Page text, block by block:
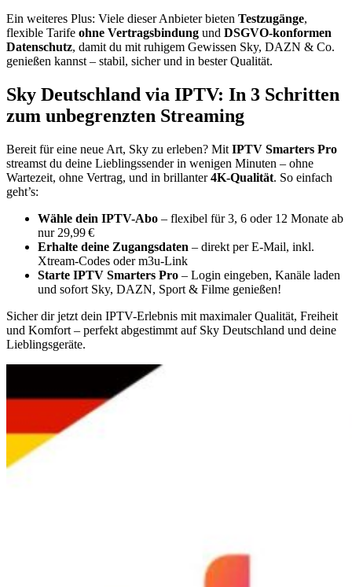
Ein weiteres Plus: Viele dieser Anbieter bieten Testzugänge,
flexible Tarife ohne Vertragsbindung und DSGVO-konformen
Datenschutz, damit du mit ruhigem Gewissen Sky, DAZN & Co.
genießen kannst – stabil, sicher und in bester Qualität.
Sky Deutschland via IPTV: In 3 Schritten
zum unbegrenzten Streaming
Bereit für eine neue Art, Sky zu erleben? Mit IPTV Smarters Pro
streamst du deine Lieblingssender in wenigen Minuten – ohne
Wartezeit, ohne Vertrag, und in brillanter4K-Qualität. So einfach
geht’s:
Wähle dein IPTV-Abo – flexibel für 3, 6 oder 12 Monate ab
nur 29,99 €
Erhalte deine Zugangsdaten – direkt per E-Mail, inkl.
Xtream-Codes oder m3u-Link
Starte IPTV Smarters Pro – Login eingeben, Kanäle laden
und sofort Sky, DAZN, Sport & Filme genießen!
Sicher dir jetzt dein IPTV-Erlebnis mit maximaler Qualität, Freiheit
und Komfort – perfekt abgestimmt auf Sky Deutschland und deine
Lieblingsgeräte.